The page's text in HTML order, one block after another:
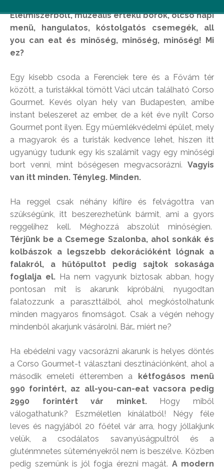
Élelmiszerbolt, muzeális értékű borok, olcsó napi
menü, hangulatos, kóstolgatós csemegék, all
you can eat és minőség, minőség, minőség! Mi
ez?
Egy kisebb csoda a Ferenciek tere és a Fővám tér
között, a turistákkal tömött Váci utcán található Corso
Gourmet. Kevés olyan hely van Budapesten, amibe
instant beleszeret az ember, de a két éve nyílt Corso
Gourmet pont ilyen. Egy műemlékvédelmi épület, mely
a magyarok és a turisták kedvence lehet, hiszen itt
ugyanúgy tudunk egy kis szalámit vagy egy minőségi
bort venni, mint bőségesen megvacsorázni. Vagyis
van itt minden. Tényleg. Minden.
Ha reggel csak néhány kiflire és felvágottra van
szükségünk, itt beszerezhetünk bármit, ami a gyors
reggelihez kell. Méghozzá abszolút minőségien.
Térjünk be a Csemege Szalonba, ahol sonkák és
kolbászok a legszebb dekorációként lógnak a
falakról, a hűtőpultot pedig sajtok sokasága
foglalja el. Ha nem vagyunk biztosak abban, hogy
pontosan mit is akarunk kipróbálni, nyugodtan
falatozzunk a paraszttálból, ahol megkóstolhatunk
minden magyaros finomságot. Csak a végén nehogy
mindenből akarjunk vásárolni. Bár… miért ne?
Ha ebédelni vagy vacsorázni akarunk is helyes döntés
a Corso Gourmet-t választani desztinációnként, ahol a
második emeleti étteremben a kétfogásos menü
990 forintért, az all-you-can-eat vacsora pedig
2990 forintért vár minket.Hogy miből
válogathatunk? Eszméletlen kínálatból! Négy féle
leves és nagyjából 20 főétel vár arra, hogy jóllakjunk
velük, a csodálatos savanyúságpultról és a
gluténmnetes süteményekről nem is beszélve. Közben
pedig szemünk is jól fogja érezni magát. A modern